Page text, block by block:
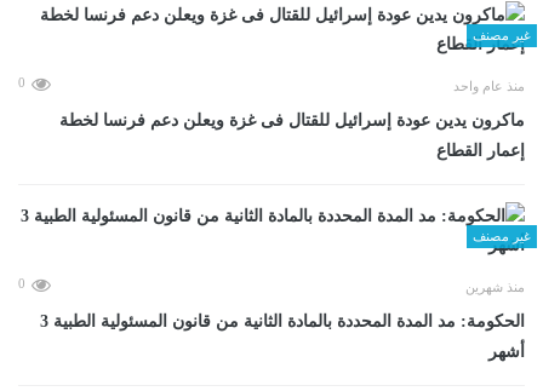
غير مصنف
منذ عام واحد 0
ماكرون يدين عودة إسرائيل للقتال فى غزة ويعلن دعم فرنسا لخطة
إعمار القطاع
غير مصنف
منذ شهرين 0
الحكومة: مد المدة المحددة بالمادة الثانية من قانون المسئولية الطبية 3
أشهر